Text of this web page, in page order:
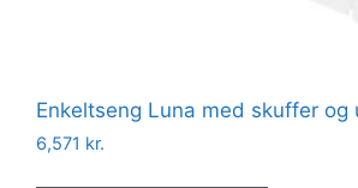
Enkeltseng Luna med skuffer
6,571 kr.